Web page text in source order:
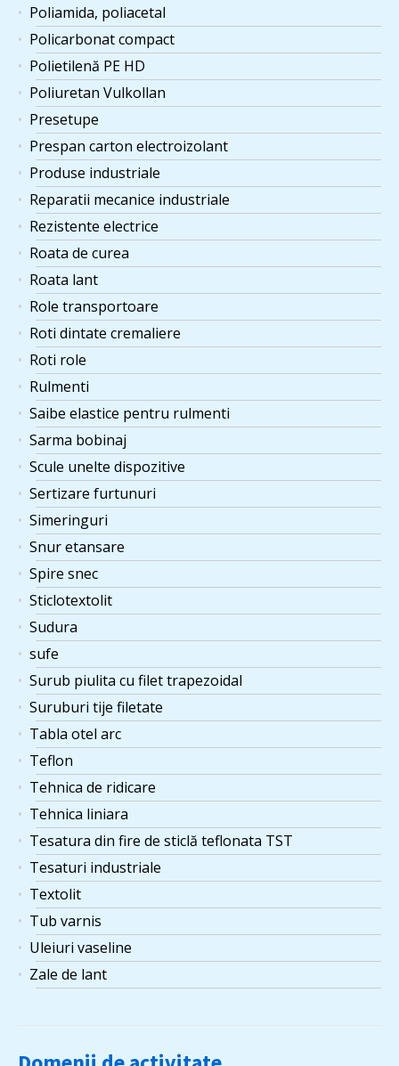
Poliamida, poliacetal
Policarbonat compact
Polietilenă PE HD
Poliuretan Vulkollan
Presetupe
Prespan carton electroizolant
Produse industriale
Reparatii mecanice industriale
Rezistente electrice
Roata de curea
Roata lant
Role transportoare
Roti dintate cremaliere
Roti role
Rulmenti
Saibe elastice pentru rulmenti
Sarma bobinaj
Scule unelte dispozitive
Sertizare furtunuri
Simeringuri
Snur etansare
Spire snec
Sticlotextolit
Sudura
sufe
Surub piulita cu filet trapezoidal
Suruburi tije filetate
Tabla otel arc
Teflon
Tehnica de ridicare
Tehnica liniara
Tesatura din fire de sticlă teflonata TST
Tesaturi industriale
Textolit
Tub varnis
Uleiuri vaseline
Zale de lant